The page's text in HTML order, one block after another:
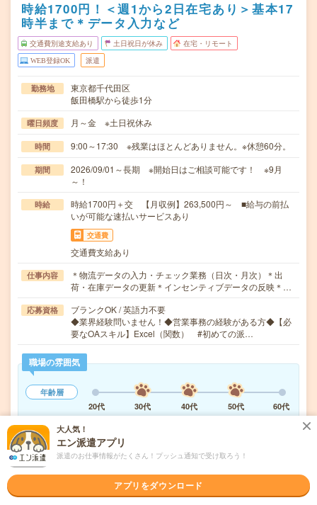
時給1700円！＜週1から2日在宅あり＞基本17
時半まで＊データ入力など
交通費別途支給あり 土日祝日が休み 在宅・リモート
WEB登録OK 派遣
勤務地
東京都千代田区
飯田橋駅から徒歩1分
曜日頻度 月～金 ※土日祝休み
時間 9:00～17:30 ※残業はほとんどありません。※休憩60分。
期間
2026/09/01～長期 ※開始日はご相談可能です！ ※9月
～！
時給
時給1700円＋交 【月収例】263,500円～ ■給与の前払
いが可能な速払いサービスあり
交通費
交通費支給あり
仕事内容
＊物流データの入力・チェック業務（日次・月次）＊出
荷・在庫データの更新＊インセンティブデータの反映＊…
応募資格
ブランクOK / 英語力不要
◆業界経験問いません！◆営業事務の経験がある方◆【必
要なOAスキル】Excel（関数） #初めての派…
職場の雰囲気
年齢層
20代
30代 40代 50代
60代
男女比率
女性
大人気！
エン派遣アプリ
派遣のお仕事情報がたくさん！プッシュ通知で受け取ろう！
アプリをダウンロード